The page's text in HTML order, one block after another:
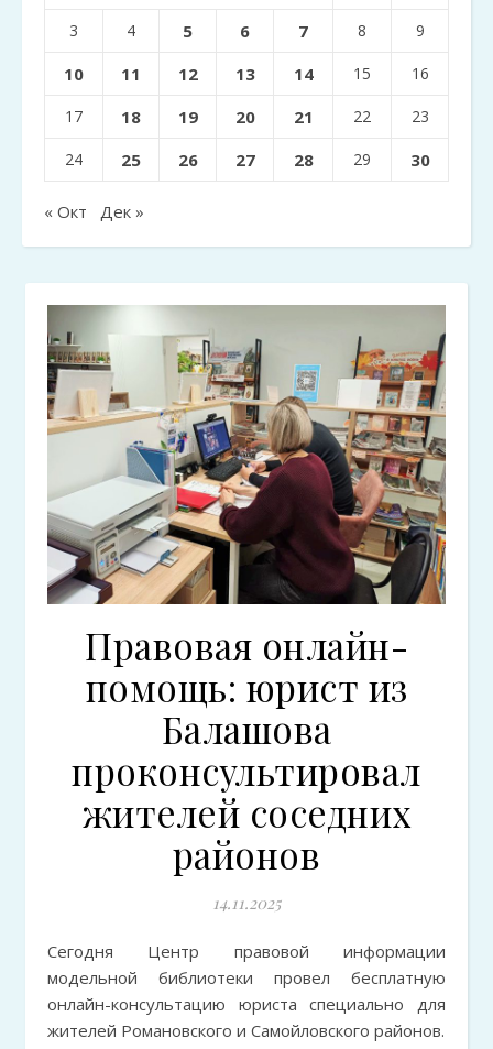
3 4 5 6 7 8 9
10 11 12 13 14 15 16
17 18 19 20 21 22 23
24 25 26 27 28 29 30
« Окт Дек »
Правовая онлайн-
помощь: юрист из
Балашова
проконсультировал
жителей соседних
районов
14.11.2025
Сегодня Центр правовой информации
модельной библиотеки провел бесплатную
онлайн-консультацию юриста специально для
жителей Романовского и Самойловского районов.